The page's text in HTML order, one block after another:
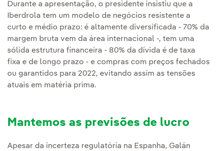
Durante a apresentação, o presidente insistiu que a
Iberdrola tem um modelo de negócios resistente a
curto e médio prazo: é altamente diversificada - 70% da
margem bruta vem da área internacional -, tem uma
sólida estrutura financeira - 80% da dívida é de taxa
fixa e de longo prazo - e compras com preços fechados
ou garantidos para 2022, evitando assim as tensões
atuais em matéria prima.
Mantemos as previsões de lucro
Apesar da incerteza regulatória na Espanha, Galán